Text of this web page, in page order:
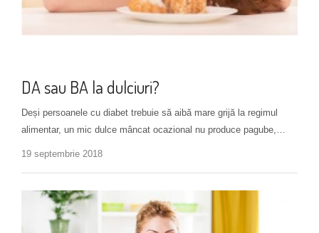
DA sau BA la dulciuri?
Deși persoanele cu diabet trebuie să aibă mare grijă la regimul
alimentar, un mic dulce mâncat ocazional nu produce pagube,…
19 septembrie 2018